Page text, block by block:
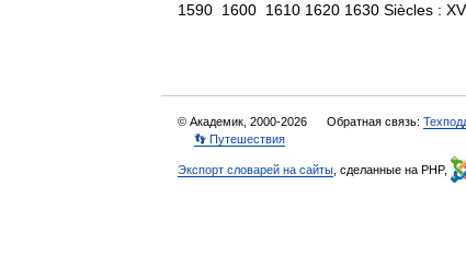
1590 1600 1610 1620 1630 Siècles :
© Академик, 2000-2026 Обратная связь:
👣 Путешествия
Экспорт словарей на сайты , сделанные на PHP,